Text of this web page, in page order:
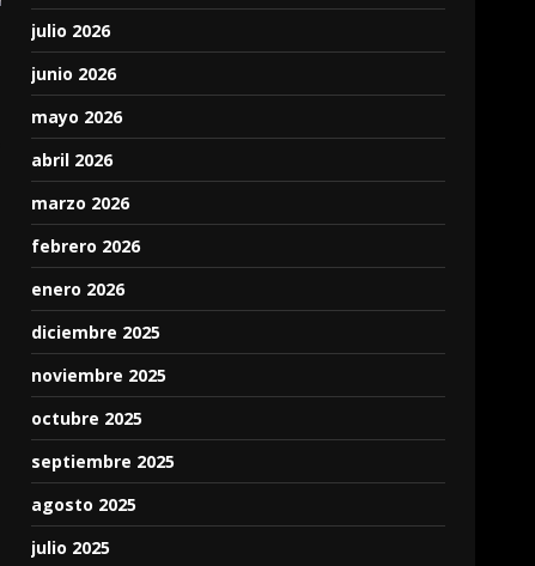
julio 2026
junio 2026
mayo 2026
abril 2026
marzo 2026
febrero 2026
enero 2026
diciembre 2025
noviembre 2025
octubre 2025
septiembre 2025
agosto 2025
julio 2025